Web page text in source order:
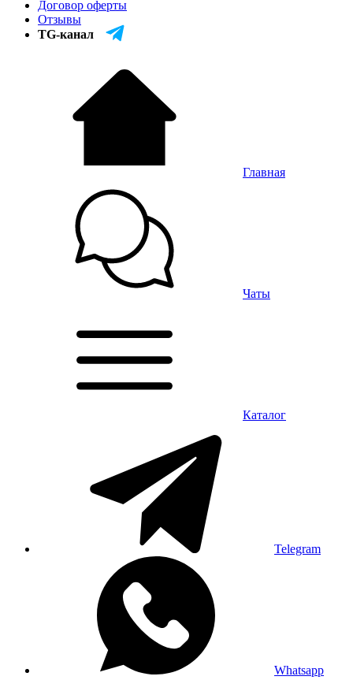
Договор оферты
Отзывы
TG-канал
Главная
Чаты
Каталог
Telegram
Whatsapp